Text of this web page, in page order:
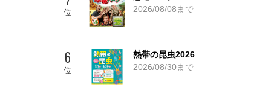
位 2026/08/08まで
6
位
熱帯の昆虫2026
2026/08/30まで